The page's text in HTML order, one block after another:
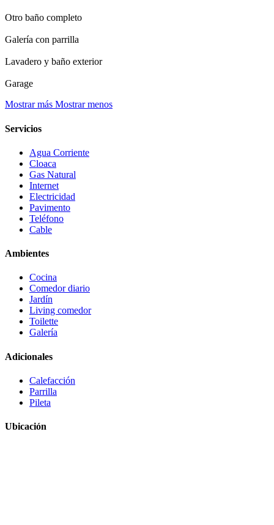
Otro baño completo
Galería con parrilla
Lavadero y baño exterior
Garage
Mostrar más Mostrar menos
Servicios
Agua Corriente
Cloaca
Gas Natural
Internet
Electricidad
Pavimento
Teléfono
Cable
Ambientes
Cocina
Comedor diario
Jardín
Living comedor
Toilette
Galería
Adicionales
Calefacción
Parrilla
Pileta
Ubicación